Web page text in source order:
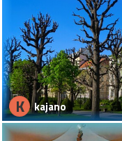
K kajano